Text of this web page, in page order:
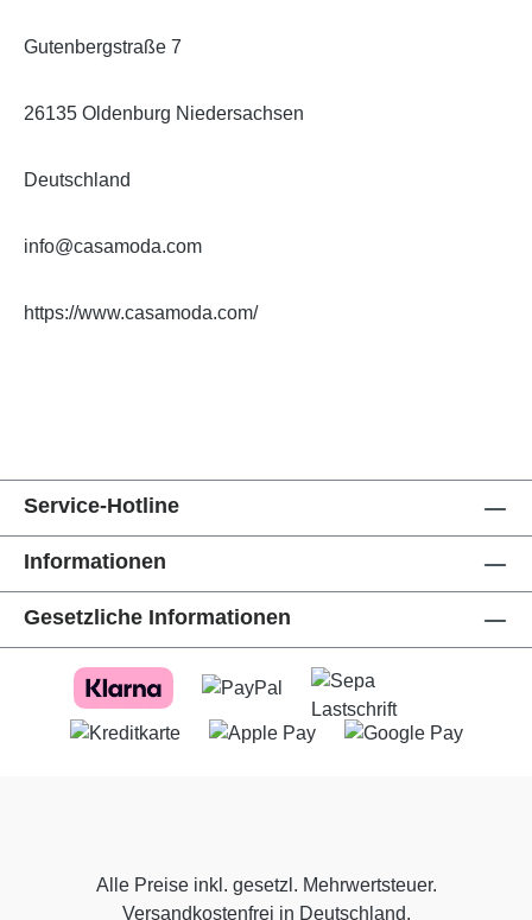
Gutenbergstraße 7
26135 Oldenburg Niedersachsen
Deutschland
info@casamoda.com
https://www.casamoda.com/
Service-Hotline
Informationen
Gesetzliche Informationen
Alle Preise inkl. gesetzl. Mehrwertsteuer.
Versandkostenfrei in Deutschland.